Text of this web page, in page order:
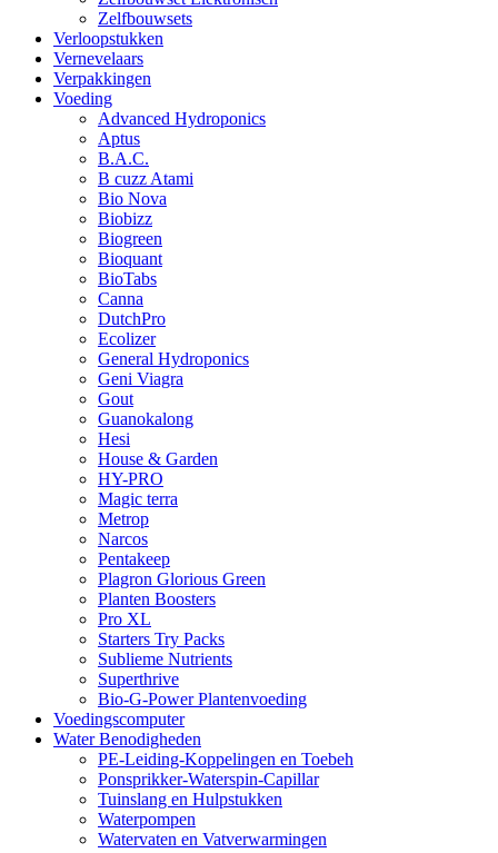
Zelfbouwsets
Verloopstukken
Vernevelaars
Verpakkingen
Voeding
Advanced Hydroponics
Aptus
B.A.C.
B cuzz Atami
Bio Nova
Biobizz
Biogreen
Bioquant
BioTabs
Canna
DutchPro
Ecolizer
General Hydroponics
Geni Viagra
Gout
Guanokalong
Hesi
House & Garden
HY-PRO
Magic terra
Metrop
Narcos
Pentakeep
Plagron Glorious Green
Planten Boosters
Pro XL
Starters Try Packs
Sublieme Nutrients
Superthrive
Bio-G-Power Plantenvoeding
Voedingscomputer
Water Benodigheden
PE-Leiding-Koppelingen en Toebeh
Ponsprikker-Waterspin-Capillar
Tuinslang en Hulpstukken
Waterpompen
Watervaten en Vatverwarmingen